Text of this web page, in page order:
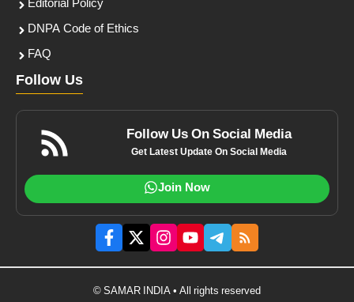
Editorial Policy
DNPA Code of Ethics
FAQ
Follow Us
Follow Us On Social Media
Get Latest Update On Social Media
Join Now
© SAMAR INDIA • All rights reserved